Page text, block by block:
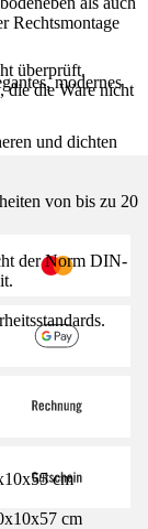
Rechtsmontage
modernes
und dichten
von bis zu 20
der Norm DIN-
cm
cm
überprüft.
die die Ware nicht